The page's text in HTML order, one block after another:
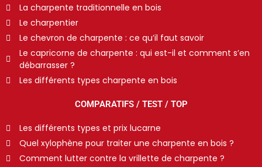
La charpente traditionnelle en bois
Le charpentier
Le chevron de charpente : ce qu’il faut savoir
Le capricorne de charpente : qui est-il et comment s’en
débarrasser ?
Les différents types charpente en bois
COMPARATIFS / TEST / TOP
Les différents types et prix lucarne
Quel xylophène pour traiter une charpente en bois ?
Comment lutter contre la vrillette de charpente ?